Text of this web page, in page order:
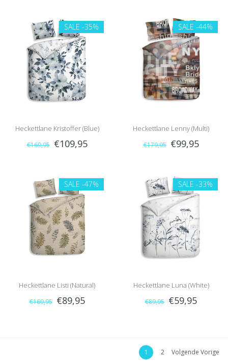
SALE -35%
Heckettlane Kristoffer (Blue)
€169,95 €109,95
SALE -44%
Heckettlane Lenny (Multi)
€179,95 €99,95
SALE -47%
Heckettlane Listi (Natural)
€169,95 €89,95
SALE -33%
Heckettlane Luna (White)
€89,95 €59,95
1 2 Volgende Vorige